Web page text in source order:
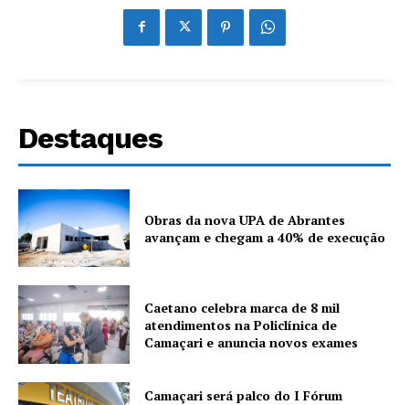
Destaques
Obras da nova UPA de Abrantes
avançam e chegam a 40% de execução
Caetano celebra marca de 8 mil
atendimentos na Policlínica de
Camaçari e anuncia novos exames
Camaçari será palco do I Fórum